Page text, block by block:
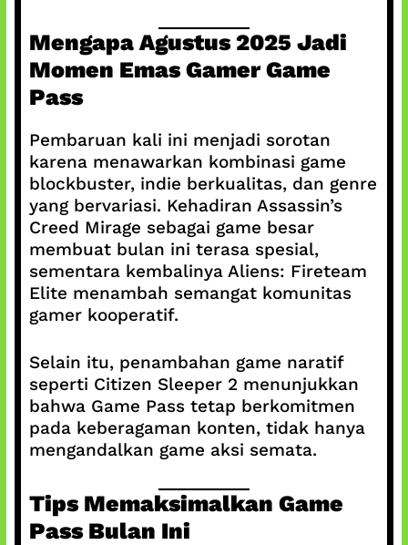
Mengapa Agustus 2025 Jadi
Momen Emas Gamer Game
Pass
Pembaruan kali ini menjadi sorotan
karena menawarkan kombinasi game
blockbuster, indie berkualitas, dan genre
yang bervariasi. Kehadiran Assassin’s
Creed Mirage sebagai game besar
membuat bulan ini terasa spesial,
sementara kembalinya Aliens: Fireteam
Elite menambah semangat komunitas
gamer kooperatif.
Selain itu, penambahan game naratif
seperti Citizen Sleeper 2 menunjukkan
bahwa Game Pass tetap berkomitmen
pada keberagaman konten, tidak hanya
mengandalkan game aksi semata.
Tips Memaksimalkan Game
Pass Bulan Ini